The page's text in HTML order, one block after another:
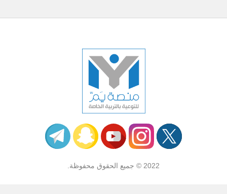
2022 © جميع الحقوق محفوظة.